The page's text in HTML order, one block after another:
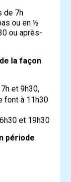
de 7h
ou en ½
ou après-
la façon
et 9h30,
font à 11h30
et 19h30
période